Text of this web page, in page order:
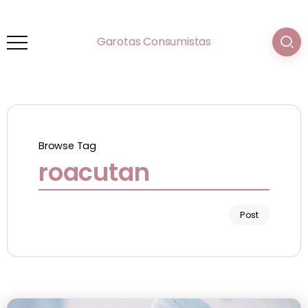
Garotas Consumistas
Browse Tag
roacutan
Post